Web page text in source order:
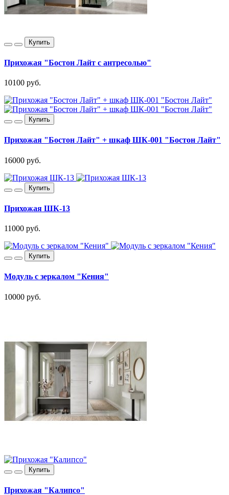
Купить
Прихожая "Бостон Лайт с антресолью"
10100 руб.
Купить
Прихожая "Бостон Лайт" + шкаф ШК-001 "Бостон Лайт"
16000 руб.
Купить
Прихожая ШК-13
11000 руб.
Купить
Модуль с зеркалом "Кения"
10000 руб.
Купить
Прихожая "Калипсо"